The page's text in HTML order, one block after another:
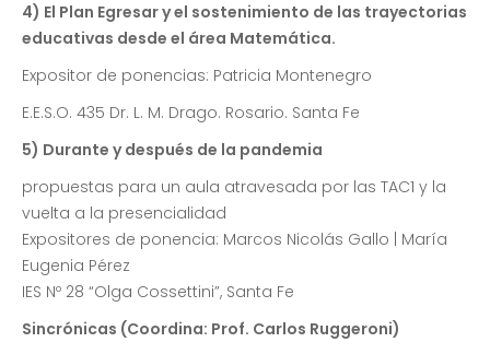
4) El Plan Egresar y el sostenimiento de las trayectorias
educativas desde el área Matemática.
Expositor de ponencias: Patricia Montenegro
E.E.S.O. 435 Dr. L. M. Drago. Rosario. Santa Fe
5) Durante y después de la pandemia
propuestas para un aula atravesada por las TAC1 y la
vuelta a la presencialidad
Expositores de ponencia: Marcos Nicolás Gallo | María
Eugenia Pérez
IES Nº 28 “Olga Cossettini”, Santa Fe
Sincrónicas (Coordina: Prof. Carlos Ruggeroni)